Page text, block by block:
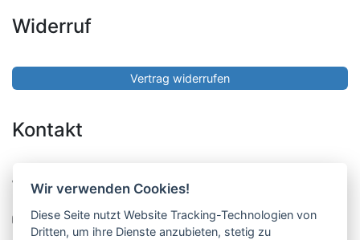
Widerruf
Vertrag widerrufen
Kontakt
Pucher Straße 10, Fürstenfeldbruck
08141-12269
shop@englschalk.de
Wir verwenden Cookies!
Diese Seite nutzt Website Tracking-Technologien von
Dritten, um ihre Dienste anzubieten, stetig zu